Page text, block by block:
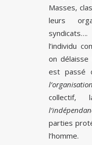
Masses,
leurs
l’individu
on délaisse
est passé
collectif,
parties
l’homme.